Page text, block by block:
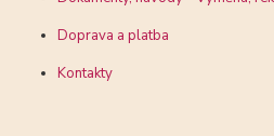
Doprava a platba
Kontakty